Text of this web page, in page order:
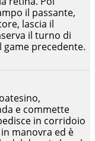
e commette
in corridoio
manovra ed è
il passante,
lascia il
il turno di
precedente.